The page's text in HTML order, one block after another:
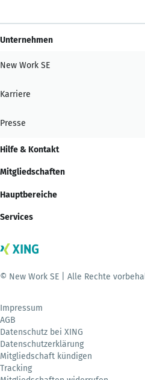
Unternehmen
New Work SE
Karriere
Presse
Hilfe & Kontakt
Mitgliedschaften
Hauptbereiche
Services
© New Work SE | Alle Rechte
Impressum
AGB
Datenschutz bei XING
Datenschutzerklärung
Mitgliedschaft kündigen
Tracking